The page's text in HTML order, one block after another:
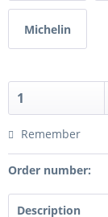
Michelin
Remember
Order number:
Description